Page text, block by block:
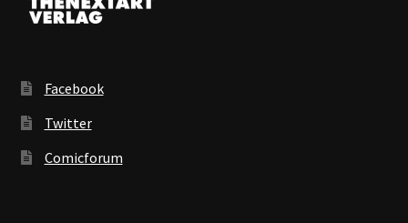
Facebook
Twitter
Comicforum